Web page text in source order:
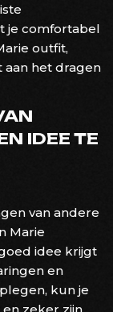
je comfortabel
outfit,
het dragen
IDEE TE
van andere
Marie
idee krijgt
en
kun je
zeker zijn